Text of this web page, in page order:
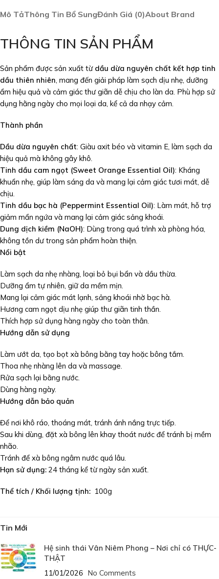
Mô TảThông Tin Bổ SungĐánh Giá (0)About Brand
THÔNG TIN SẢN PHẨM
Sản phẩm được sản xuất từ dầu dừa nguyên chất kết hợp tinh
dầu thiên nhiên , mang đến giải pháp làm sạch dịu nhẹ, dưỡng
ẩm hiệu quả và cảm giác thư giãn dễ chịu cho làn da. Phù hợp sử
dụng hằng ngày cho mọi loại da, kể cả da nhạy cảm.
Thành phần
Dầu dừa nguyên chất: Giàu axit béo và vitamin E, làm sạch da
hiệu quả mà không gây khô.
Tinh dầu cam ngọt (Sweet Orange Essential Oil): Kháng
khuẩn nhẹ, giúp làm sáng da và mang lại cảm giác tươi mát, dễ
chịu.
Tinh dầu bạc hà (Peppermint Essential Oil): Làm mát, hỗ trợ
giảm mẩn ngứa và mang lại cảm giác sảng khoái.
Dung dịch kiềm (NaOH): Dùng trong quá trình xà phòng hóa,
không tồn dư trong sản phẩm hoàn thiện.
Nổi bật
Làm sạch da nhẹ nhàng, loại bỏ bụi bẩn và dầu thừa.
Dưỡng ẩm tự nhiên, giữ da mềm mịn.
Mang lại cảm giác mát lạnh, sảng khoái nhờ bạc hà.
Hương cam ngọt dịu nhẹ giúp thư giãn tinh thần.
Thích hợp sử dụng hàng ngày cho toàn thân.
Hướng dẫn sử dụng
Làm ướt da, tạo bọt xà bông bằng tay hoặc bông tắm.
Thoa nhẹ nhàng lên da và massage.
Rửa sạch lại bằng nước.
Dùng hàng ngày.
Hướng dẫn bảo quản
Để nơi khô ráo, thoáng mát, tránh ánh nắng trực tiếp.
Sau khi dùng, đặt xà bông lên khay thoát nước để tránh bị mềm
nhão.
Tránh để xà bông ngâm nước quá lâu.
Hạn sử dụng: 24 tháng kể từ ngày sản xuất.
Thể tích / Khối lượng tịnh: 100g
Tin Mới
Hệ sinh thái Vân Niêm Phong – Nơi chỉ có THỰC-
THẬT
11/01/2026 No Comments